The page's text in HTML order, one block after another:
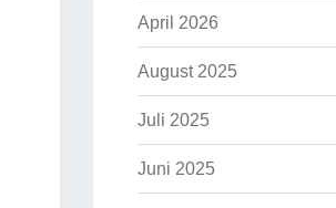
April 2026
August 2025
Juli 2025
Juni 2025